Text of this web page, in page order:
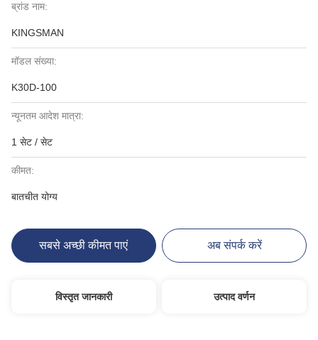
ब्रांड नाम:
KINGSMAN
मॉडल संख्या:
K30D-100
न्यूनतम आदेश मात्रा:
1 सेट / सेट
कीमत:
बातचीत योग्य
सबसे अच्छी कीमत पाएं अब संपर्क करें
विस्तृत जानकारी उत्पाद वर्णन